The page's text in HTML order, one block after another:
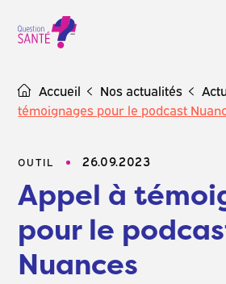
content
Accueil Nos actualités
témoignages pour le podcast
OUTIL 26.09.2023
Appel à
pour le
Nuances